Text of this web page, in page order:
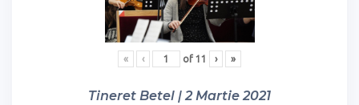
« ‹ of 11 › »
Tineret Betel | 2 Martie 2021